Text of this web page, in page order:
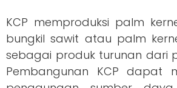
KCP memproduksi palm
bungkil sawit atau palm
sebagai produk turunan dari
Pembangunan KCP dapat